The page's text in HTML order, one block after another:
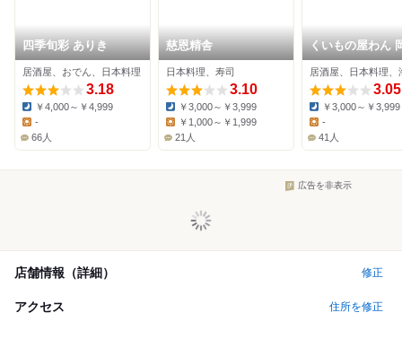
四季旬彩 ありき
居酒屋、おでん、日本料理
3.18
Dinner:
￥4,000～￥4,999
Lunch:
-
66人
慈恩精舎
日本料理、寿司
3.10
Dinner:
￥3,000～￥3,999
Lunch:
￥1,000～￥1,999
21人
くいもの屋わん
駅前店
居酒屋、日本料理、
3.05
Dinner:
￥3,000～￥3,999
Lunch:
-
41人
広告を非表示
店舗情報（詳細） 修正
アクセス 住所を修正